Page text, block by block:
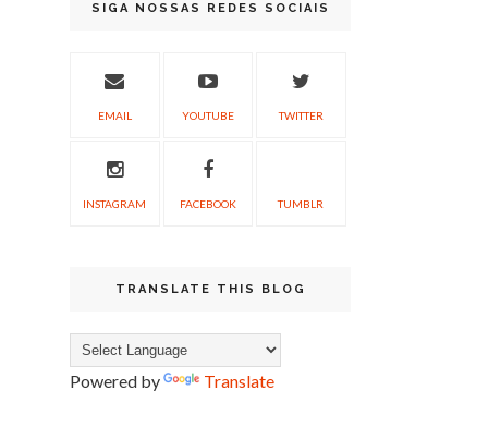
SIGA NOSSAS REDES SOCIAIS
EMAIL YOUTUBE TWITTER
INSTAGRAM FACEBOOK TUMBLR
TRANSLATE THIS BLOG
Powered by Translate